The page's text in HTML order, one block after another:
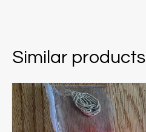
Similar products